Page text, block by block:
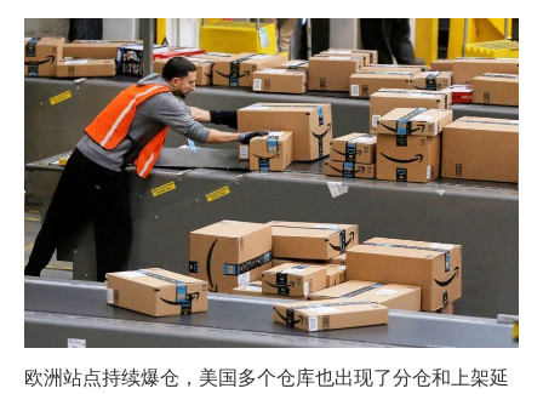
欧洲站点持续爆仓，美国多个仓库也出现了分仓和上架延